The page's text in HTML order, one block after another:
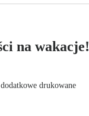
na wakacje!
drukowane